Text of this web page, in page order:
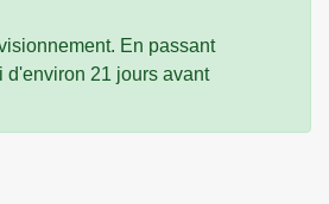
En passant
d'environ 21 jours avant